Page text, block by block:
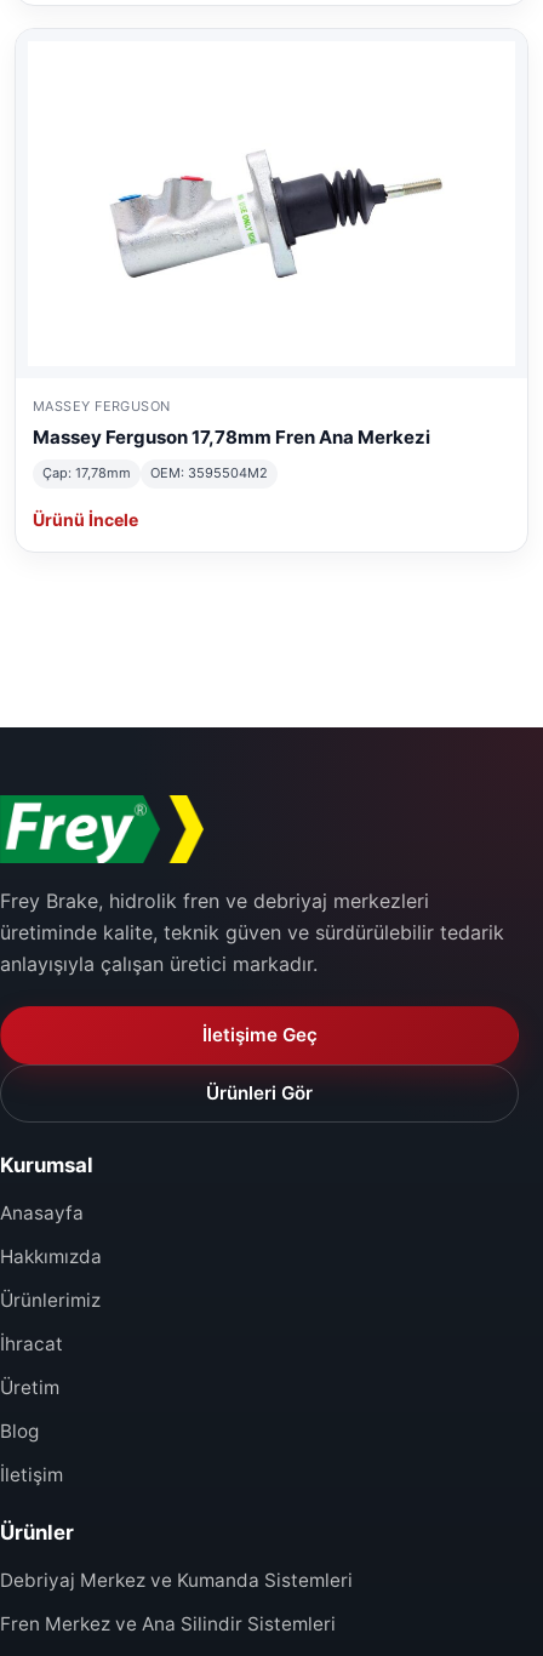
MASSEY FERGUSON
Massey Ferguson 17,78mm Fren Ana Merkezi
Çap: 17,78mm OEM: 3595504M2
Ürünü İncele
Frey Brake, hidrolik fren ve debriyaj merkezleri
üretiminde kalite, teknik güven ve sürdürülebilir tedarik
anlayışıyla çalışan üretici markadır.
İletişime Geç
Ürünleri Gör
Kurumsal
Anasayfa
Hakkımızda
Ürünlerimiz
İhracat
Üretim
Blog
İletişim
Ürünler
Debriyaj Merkez ve Kumanda Sistemleri
Fren Merkez ve Ana Silindir Sistemleri